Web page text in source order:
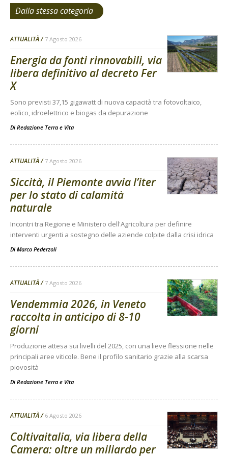
Dalla stessa categoria
ATTUALITÀ 7 Agosto 2026
Energia da fonti rinnovabili, via
libera definitivo al decreto Fer
X
Sono previsti 37,15 gigawatt di nuova capacità tra fotovoltaico,
eolico, idroelettrico e biogas da depurazione
Di Redazione Terra e Vita
ATTUALITÀ 7 Agosto 2026
Siccità, il Piemonte avvia l’iter
per lo stato di calamità
naturale
Incontri tra Regione e Ministero dell'Agricoltura per definire
interventi urgenti a sostegno delle aziende colpite dalla crisi idrica
Di Marco Pederzoli
ATTUALITÀ 7 Agosto 2026
Vendemmia 2026, in Veneto
raccolta in anticipo di 8-10
giorni
Produzione attesa sui livelli del 2025, con una lieve flessione nelle
principali aree viticole. Bene il profilo sanitario grazie alla scarsa
piovosità
Di Redazione Terra e Vita
ATTUALITÀ 6 Agosto 2026
Coltivaitalia, via libera della
Camera: oltre un miliardo per